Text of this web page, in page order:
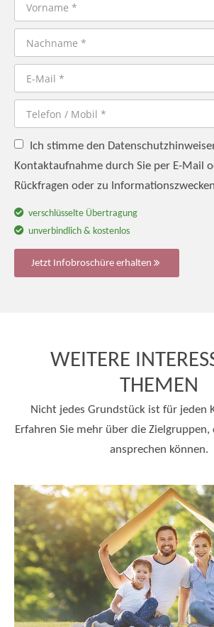
Ich stimme den
Kontaktaufnahme durch Sie per E-Mail
Rückfragen oder zu
verschlüsselte Übertragung
unverbindlich & kostenlos
Jetzt Infobroschüre erhalten
WEITERE
THEMEN
Nicht jedes Grundstück ist für jeden
Erfahren Sie mehr über die
ansprechen können.